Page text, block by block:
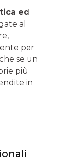
ed
al
per
se un
più
in